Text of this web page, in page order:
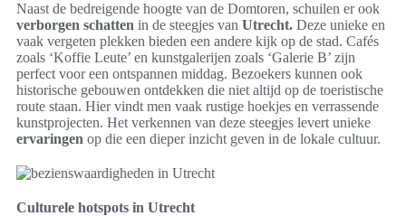
Naast de bedreigende hoogte van de Domtoren, schuilen er ook
verborgen schatten in de steegjes van Utrecht. Deze unieke en
vaak vergeten plekken bieden een andere kijk op de stad. Cafés
zoals ‘Koffie Leute’ en kunstgalerijen zoals ‘Galerie B’ zijn
perfect voor een ontspannen middag. Bezoekers kunnen ook
historische gebouwen ontdekken die niet altijd op de toeristische
route staan. Hier vindt men vaak rustige hoekjes en verrassende
kunstprojecten. Het verkennen van deze steegjes levert unieke
ervaringen op die een dieper inzicht geven in de lokale cultuur.
Culturele hotspots in Utrecht